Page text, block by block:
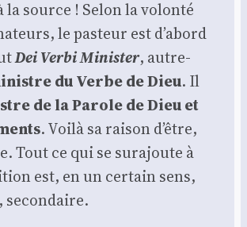
la source ! Selon la volon­té
le pas­teur est d’a­bord
Dei Ver­bi Minis­ter, autre­
du Verbe de Dieu. Il
de la Parole de Dieu et
. Voi­là sa rai­son d’être,
Tout ce qui se sur­ajoute à
est, en un cer­tain sens,
secon­daire.